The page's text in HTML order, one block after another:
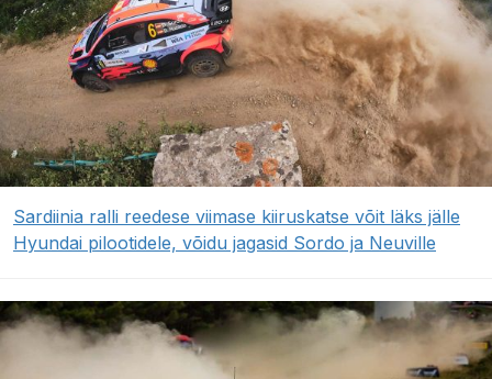
Sardiinia ralli reedese viimase kiiruskatse võit läks jälle
Hyundai pilootidele, võidu jagasid Sordo ja Neuville